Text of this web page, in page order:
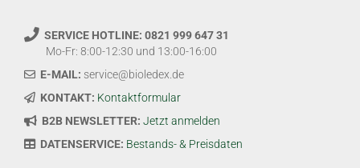
SERVICE HOTLINE: 0821 999 647 31
Mo-Fr: 8:00-12:30 und 13:00-16:00
E-MAIL: service@bioledex.de
KONTAKT: Kontaktformular
B2B NEWSLETTER: Jetzt anmelden
DATENSERVICE: Bestands- & Preisdaten